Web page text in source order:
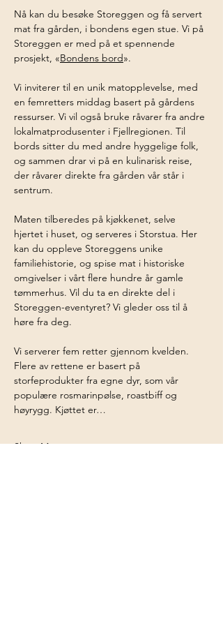
Nå kan du besøke Storeggen og få servert
mat fra gården, i bondens egen stue. Vi på
Storeggen er med på et spennende
prosjekt, «Bondens bord».
Vi inviterer til en unik matopplevelse, med
en femretters middag basert på gårdens
ressurser. Vi vil også bruke råvarer fra andre
lokalmatprodusenter i Fjellregionen. Til
bords sitter du med andre hyggelige folk,
og sammen drar vi på en kulinarisk reise,
der råvarer direkte fra gården vår står i
sentrum.
Maten tilberedes på kjøkkenet, selve
hjertet i huset, og serveres i Storstua. Her
kan du oppleve Storeggens unike
familiehistorie, og spise mat i historiske
omgivelser i vårt flere hundre år gamle
tømmerhus. Vil du ta en direkte del i
Storeggen-eventyret? Vi gleder oss til å
høre fra deg.
Vi serverer fem retter gjennom kvelden.
Flere av rettene er basert på
storfeprodukter fra egne dyr, som vår
populære rosmarinpølse, roastbiff og
høyrygg. Kjøttet er…
Show More